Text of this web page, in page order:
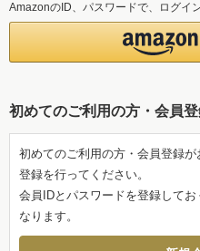
AmazonのID、パスワードで、ログイ
初めてのご利用の方・会員
初めてのご利用の方・会員登録
登録を行ってください。
会員IDとパスワードを登録して
なります。